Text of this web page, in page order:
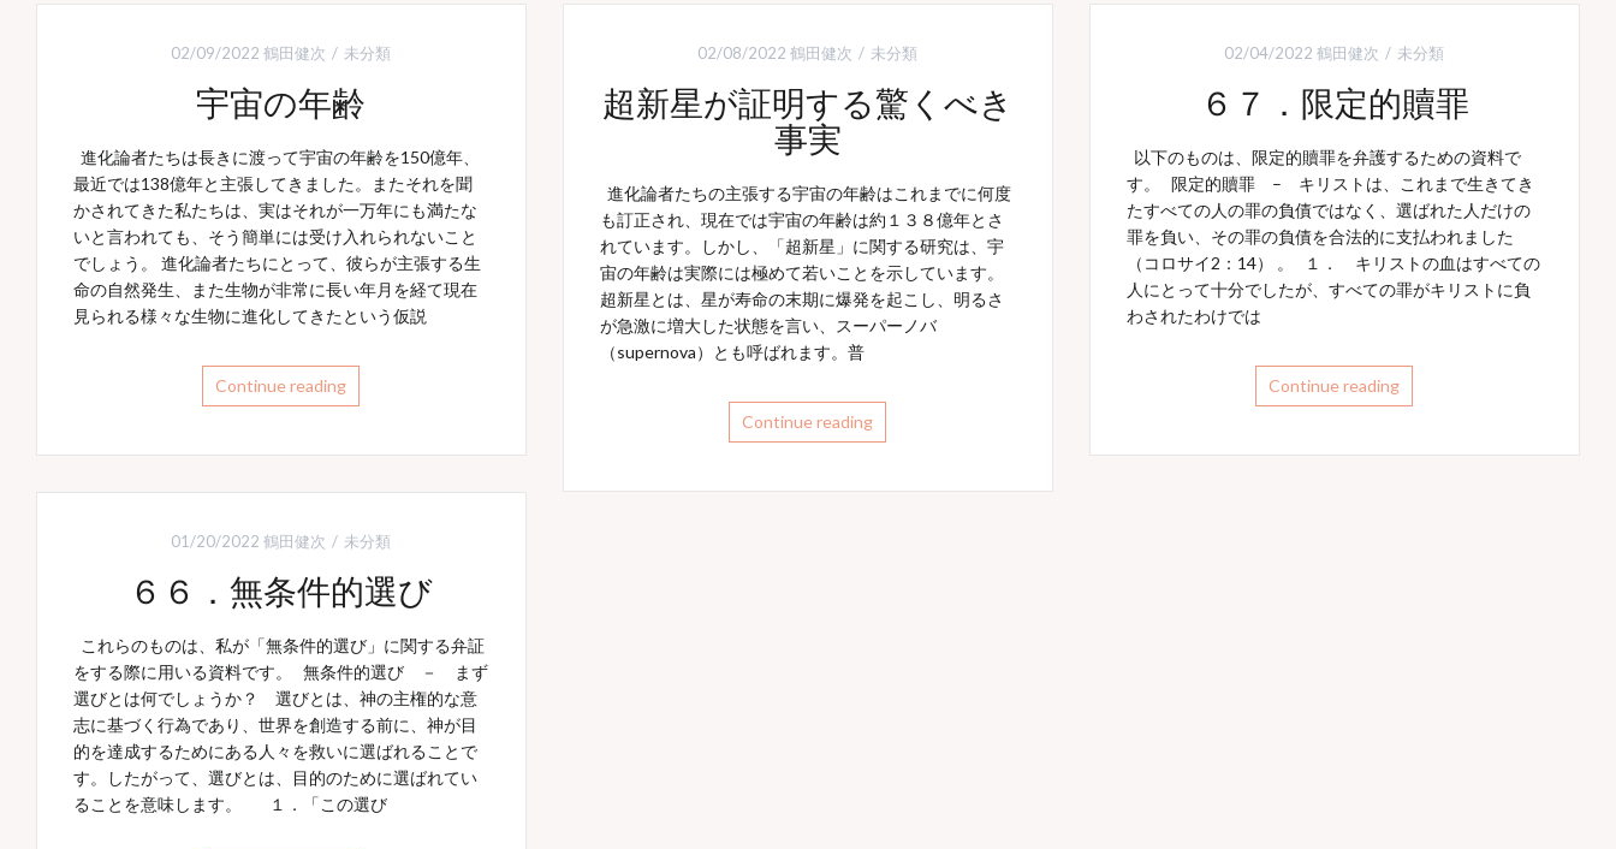
02/09/2022 鶴田健次 未分類
宇宙の年齢
進化論者たちは長きに渡って宇宙の年齢を150億年、
最近では138億年と主張してきました。またそれを聞
かされてきた私たちは、実はそれが一万年にも満たな
いと言われても、そう簡単には受け入れられないこと
でしょう。 進化論者たちにとって、彼らが主張する生
命の自然発生、また生物が非常に長い年月を経て現在
見られる様々な生物に進化してきたという仮説
Continue reading
02/08/2022 鶴田健次 未分類
超新星が証明する驚くべき
事実
進化論者たちの主張する宇宙の年齢はこれまでに何度
も訂正され、現在では宇宙の年齢は約１３８億年とさ
れています。しかし、「超新星」に関する研究は、宇
宙の年齢は実際には極めて若いことを示しています。
超新星とは、星が寿命の末期に爆発を起こし、明るさ
が急激に増大した状態を言い、スーパーノバ
（supernova）とも呼ばれます。普
Continue reading
02/04/2022 鶴田健次 未分類
６７．限定的贖罪
以下のものは、限定的贖罪を弁護するための資料で
す。 限定的贖罪 – キリストは、これまで生きてき
たすべての人の罪の負債ではなく、選ばれた人だけの
罪を負い、その罪の負債を合法的に支払われました
（コロサイ2：14） 。 １． キリストの血はすべての
人にとって十分でしたが、すべての罪がキリストに負
わされたわけでは
Continue reading
01/20/2022 鶴田健次 未分類
６６．無条件的選び
これらのものは、私が「無条件的選び」に関する弁証
をする際に用いる資料です。 無条件的選び － まず
選びとは何でしょうか？ 選びとは、神の主権的な意
志に基づく行為であり、世界を創造する前に、神が目
的を達成するためにある人々を救いに選ばれることで
す。したがって、選びとは、目的のために選ばれてい
ることを意味します。 １．「この選び